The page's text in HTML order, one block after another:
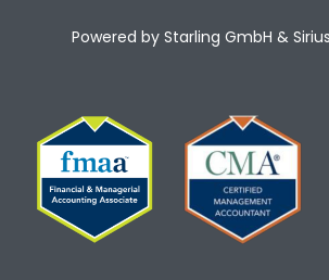
Powered by Starling GmbH &